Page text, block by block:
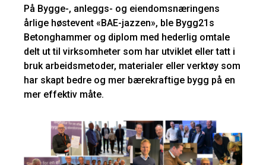
På Bygge-, anleggs- og eiendomsnæringens
årlige høstevent «BAE-jazzen», ble Bygg21s
Betonghammer og diplom med hederlig omtale
delt ut til virksomheter som har utviklet eller tatt i
bruk arbeidsmetoder, materialer eller verktøy som
har skapt bedre og mer bærekraftige bygg på en
mer effektiv måte.